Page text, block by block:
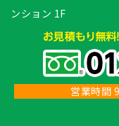
ンション 1F
営業時間